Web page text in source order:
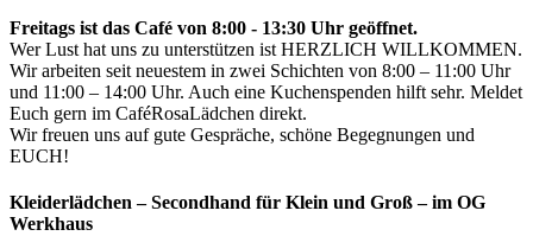
Freitags ist das Café von 8:00 - 13:30 Uhr geöffnet.
Wer Lust hat uns zu unterstützen ist HERZLICH WILLKOMMEN.
Wir arbeiten seit neuestem in zwei Schichten von 8:00 – 11:00 Uhr
und 11:00 – 14:00 Uhr. Auch eine Kuchenspenden hilft sehr. Meldet
Euch gern im CaféRosaLädchen direkt.
Wir freuen uns auf gute Gespräche, schöne Begegnungen und
EUCH!
Kleiderlädchen – Secondhand für Klein und Groß – im OG
Werkhaus